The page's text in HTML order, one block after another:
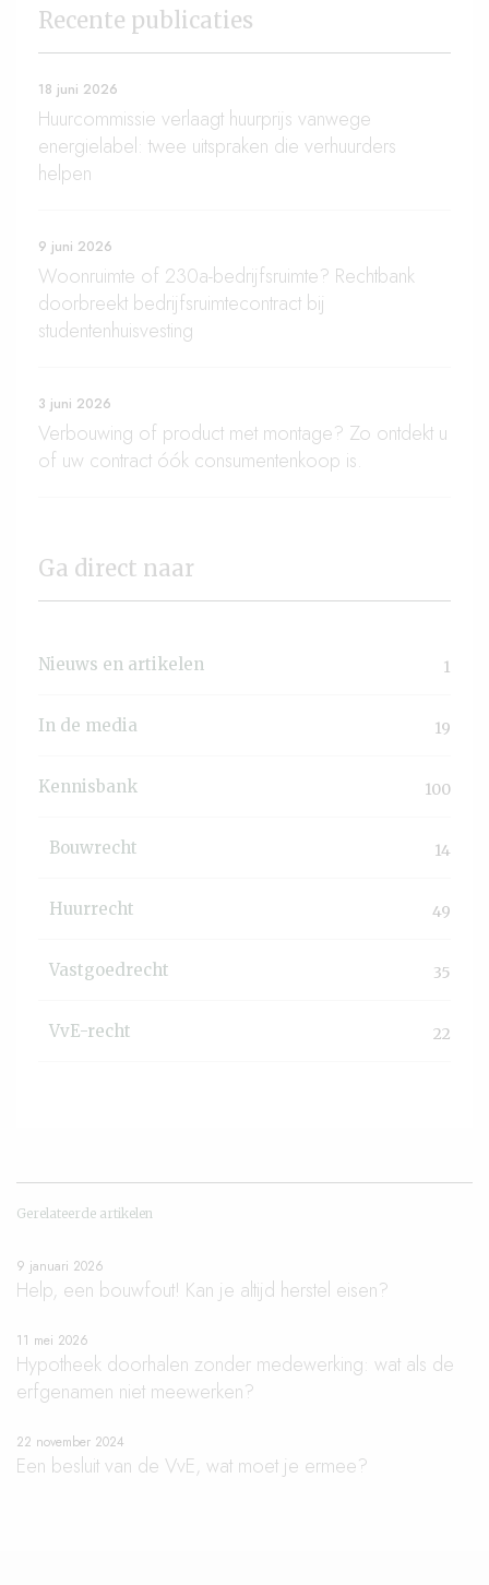
Recente publicaties
18 juni 2026
Huurcommissie verlaagt huurprijs vanwege
energielabel: twee uitspraken die verhuurders
helpen
9 juni 2026
Woonruimte of 230a-bedrijfsruimte? Rechtbank
doorbreekt bedrijfsruimtecontract bij
studentenhuisvesting
3 juni 2026
Verbouwing of product met montage? Zo ontdekt u
of uw contract óók consumentenkoop is.
Ga direct naar
In de media 19
Kennisbank 100
Bouwrecht 14
Huurrecht 49
Vastgoedrecht 35
VvE-recht 22
Nieuws en artikelen 1
Gerelateerde artikelen
9 januari 2026
Help, een bouwfout! Kan je altijd herstel eisen?
11 mei 2026
Hypotheek doorhalen zonder medewerking: wat als de
erfgenamen niet meewerken?
22 november 2024
Een besluit van de VvE, wat moet je ermee?